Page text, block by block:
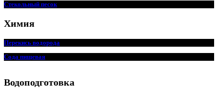
Стекольный песок
Химия
Перекись водорода
Сода пищевая
Водоподготовка